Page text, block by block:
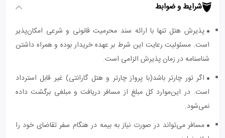
شرایط و ضوابط
پذیرش هتل تنها با ارائه سند محرمیت قانونی و شرعی امکان‌پذیر
است. مسئولیت رعایت این شرط بر عهده خریدار بوده و همراه داشتن
شناسنامه در زمان پذیرش الزامی است.
اگر تور چارتر باشد(با پرواز چارتر و هتل گارانتی) غیر قابل استرداد
است. در این‌موارد کل مبلغ از مسافر دریافت و مبلغی برگشت داده
نمی‌شود.
مسافر می‌تواند در صورت نیاز به بیمه در هنگام سفر تقاضای خود را